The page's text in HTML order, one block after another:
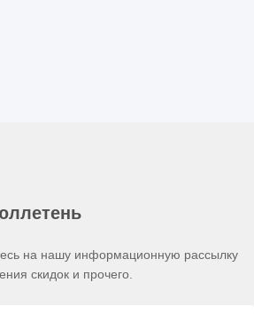
на нашу информационную рассылку
скидок и прочего.